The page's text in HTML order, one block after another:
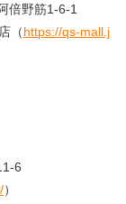
倍野筋1-6-1
（https://qs-mall.j
6
）